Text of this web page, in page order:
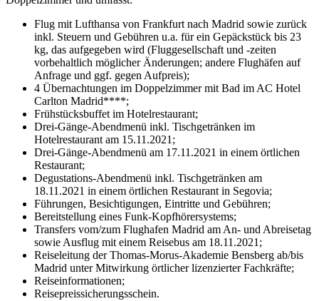
Flug mit Lufthansa von Frankfurt nach Madrid sowie zurück
inkl. Steuern und Gebühren u.a. für ein Gepäckstück bis 23
kg, das aufgegeben wird (Fluggesellschaft und -zeiten
vorbehaltlich möglicher Änderungen; andere Flughäfen auf
Anfrage und ggf. gegen Aufpreis);
4 Übernachtungen im Doppelzimmer mit Bad im AC Hotel
Carlton Madrid****;
Frühstücksbuffet im Hotelrestaurant;
Drei-Gänge-Abendmenü inkl. Tischgetränken im
Hotelrestaurant am 15.11.2021;
Drei-Gänge-Abendmenü am 17.11.2021 in einem örtlichen
Restaurant;
Degustations-Abendmenü inkl. Tischgetränken am
18.11.2021 in einem örtlichen Restaurant in Segovia;
Führungen, Besichtigungen, Eintritte und Gebühren;
Bereitstellung eines Funk-Kopfhörersystems;
Transfers vom/zum Flughafen Madrid am An- und Abreisetag
sowie Ausflug mit einem Reisebus am 18.11.2021;
Reiseleitung der Thomas-Morus-Akademie Bensberg ab/bis
Madrid unter Mitwirkung örtlicher lizenzierter Fachkräfte;
Reiseinformationen;
Reisepreissicherungsschein.